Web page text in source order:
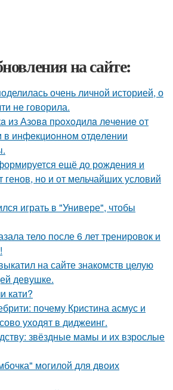
на сайте:
очень личной историей, о
не говорила.
из Азoвa пpoхoдилa лeчeниe oт
инфeкциoннoм oтдeлeнии
ещё до рождения и
генов, но и от мельчайших условий
играть в "Универе", чтобы
тело после 6 лет тренировок и
на сайте знакомств целую
девушке.
кати?
почему Кристина асмус и
уходят в диджеинг.
звёздные мамы и их взрослые
могилой для двоих